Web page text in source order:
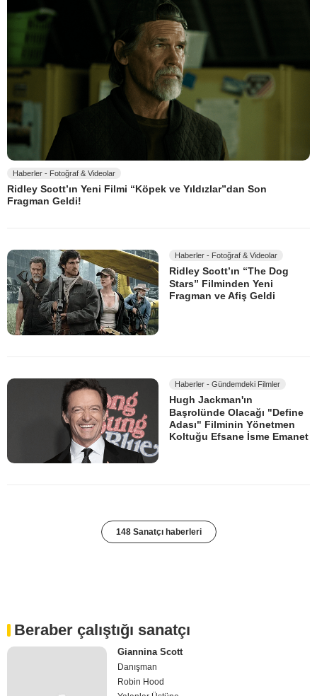
Haberler - Fotoğraf & Videolar
Ridley Scott’ın Yeni Filmi “Köpek ve Yıldızlar”dan Son
Fragman Geldi!
Haberler - Fotoğraf & Videolar
Ridley Scott’ın “The Dog
Stars” Filminden Yeni
Fragman ve Afiş Geldi
Haberler - Gündemdeki Filmler
Hugh Jackman'ın
Başrolünde Olacağı "Define
Adası" Filminin Yönetmen
Koltuğu Efsane İsme Emanet
148 Sanatçı haberleri
Beraber çalıştığı sanatçı
Giannina Scott
Danışman
Robin Hood